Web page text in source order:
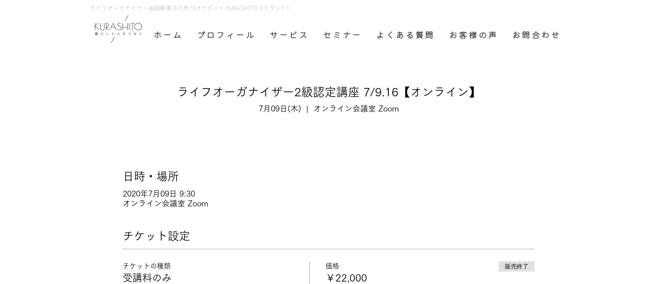
ライフオーガナイザー会田麻実子の片づけサポート KURASHITO（クラシト）
ホ ー ム プ ロ フ ィ ー ル サ ー ビ ス セ ミ ナ ー よ く あ る 質 問 お 客 様 の 声 お 問 合 わ せ
ライフオーガナイザー2級認定講座 7/9.16【オンライン】
7月09日(木)
  |
オンライン会議室 Zoom
日時・場所
2020年7月09日 9:30
オンライン会議室 Zoom
チケット設定
チケットの種類
受講料のみ
価格
￥22,000
販売終了